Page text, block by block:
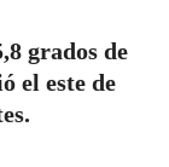
grados de
el este de